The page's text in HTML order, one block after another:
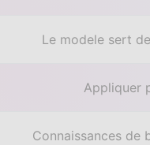
Le modele sert
Appliquer
Connaissances de